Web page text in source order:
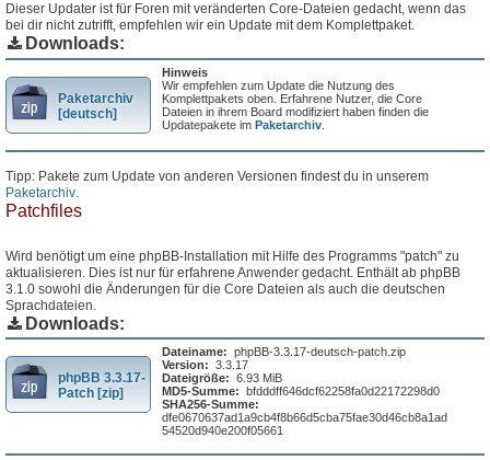
Dieser Updater ist für Foren mit veränderten Core-Dateien gedacht, wenn das
bei dir nicht zutrifft, empfehlen wir ein Update mit dem Komplettpaket.
Downloads:
Paketarchiv
[deutsch]
Hinweis
Wir empfehlen zum Update die Nutzung des
Komplettpakets oben. Erfahrene Nutzer, die Core
Dateien in ihrem Board modifiziert haben finden die
Updatepakete imPaketarchiv
Tipp: Pakete zum Update von anderen Versionen findest du in unserem
Paketarchiv
Patchfiles
Wird benötigt um eine phpBB-Installation mit Hilfe des Programms "patch" zu
aktualisieren. Dies ist nur für erfahrene Anwender gedacht. Enthält ab phpBB
3.1.0 sowohl die Änderungen für die Core Dateien als auch die deutschen
Sprachdateien.
Downloads:
phpBB 3.3.17-
Patch [zip]
Dateiname: phpBB-3.3.17-deutsch-patch.zip
Version: 3.3.17
Dateigröße: 6.93 MiB
MD5-Summe: bfdddff646dcf62258fa0d22172298d0
SHA256-Summe:
dfe0670637ad1a9cb4f8b66d5cba75fae30d46cb8a1ad
54520d940e200f05661